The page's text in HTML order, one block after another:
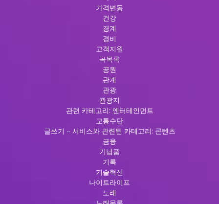
가격변동
건강
경계
경비
고객지원
곡목록
공원
관계
관광
관광지
관련 카테고리: 엔터테인먼트
교통수단
글쓰기 – 서비스와 관련된 카테고리: 콘텐츠
금융
기념품
기록
기술혁신
나이트라이프
노래